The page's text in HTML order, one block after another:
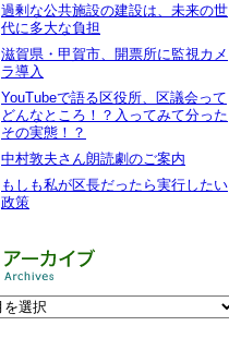
過剰な公共施設の建設は、未来の世
代に多大な負担
滋賀県・甲賀市、開票所に監視カメ
ラ導入
YouTubeで語る区役所、区議会って
どんなところ！？入ってみて分った
その実態！？
中村敦夫さん朗読劇のご案内
もしも私が区長だったら実行したい
政策